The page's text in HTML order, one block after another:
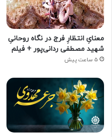
معنایِ انتظارِ فرج در نگاه روحانیِ
شهید مصطفی ردانی‌پور + فیلم
5 ساعت پیش